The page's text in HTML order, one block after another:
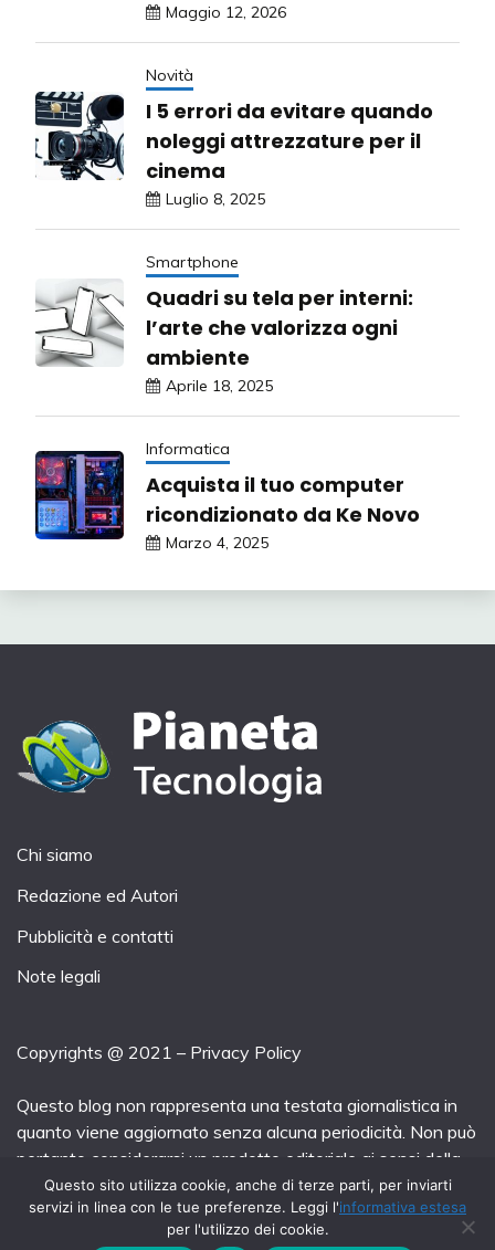
Maggio 12, 2026
Novità
I 5 errori da evitare quando
noleggi attrezzature per il
cinema
Luglio 8, 2025
Smartphone
Quadri su tela per interni:
l’arte che valorizza ogni
ambiente
Aprile 18, 2025
Informatica
Acquista il tuo computer
ricondizionato da Ke Novo
Marzo 4, 2025
Chi siamo
Redazione ed Autori
Pubblicità e contatti
Note legali
Copyrights @ 2021 – Privacy Policy
Questo blog non rappresenta una testata giornalistica in
quanto viene aggiornato senza alcuna periodicità. Non può
pertanto considerarsi un prodotto editoriale ai sensi della
legge n° 62 del 7.03.2001.
Questo sito utilizza cookie, anche di terze parti, per inviarti
servizi in linea con le tue preferenze. Leggi l'informativa estesa
per l'utilizzo dei cookie.